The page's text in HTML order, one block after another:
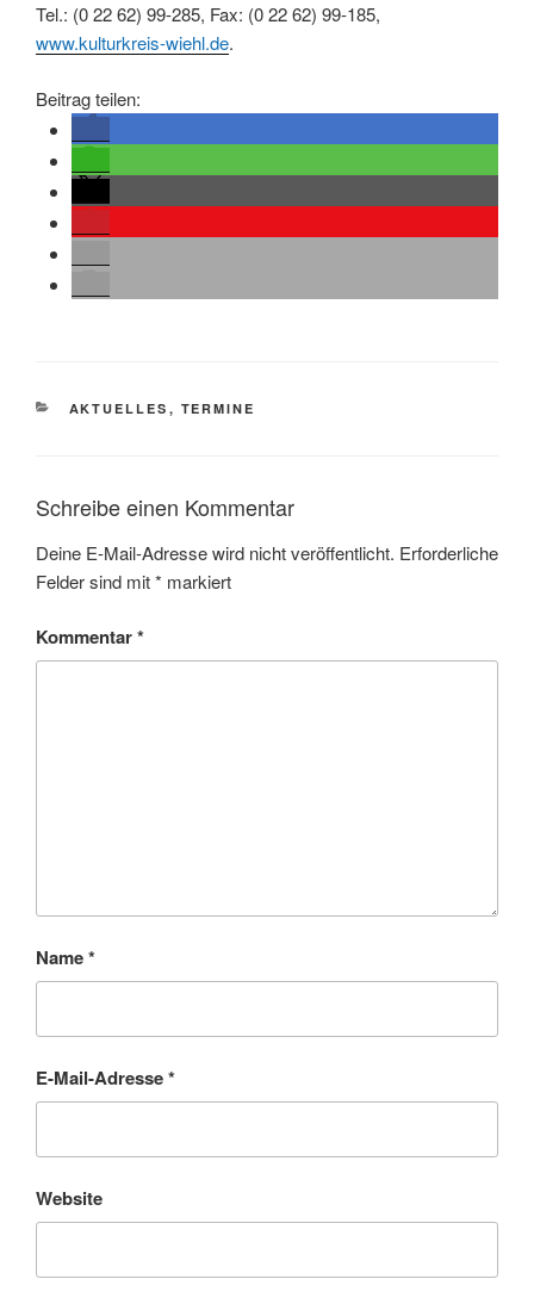
Tel.: (0 22 62) 99-285, Fax: (0 22 62) 99-185,
www.kulturkreis-wiehl.de.
Beitrag teilen:
KATEGORIEN
AKTUELLES , TERMINE
Schreibe einen Kommentar
Deine E-Mail-Adresse wird nicht veröffentlicht. Erforderliche
Felder sind mit* markiert
Kommentar*
Name*
E-Mail-Adresse*
Website